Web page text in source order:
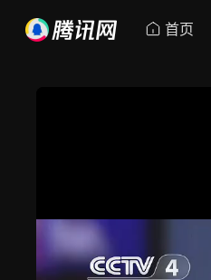
首页